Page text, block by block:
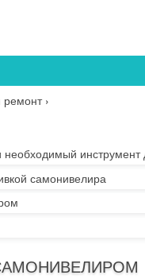
ремонт›
инструмент
самонивелира